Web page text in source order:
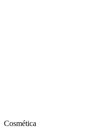
Cosmética